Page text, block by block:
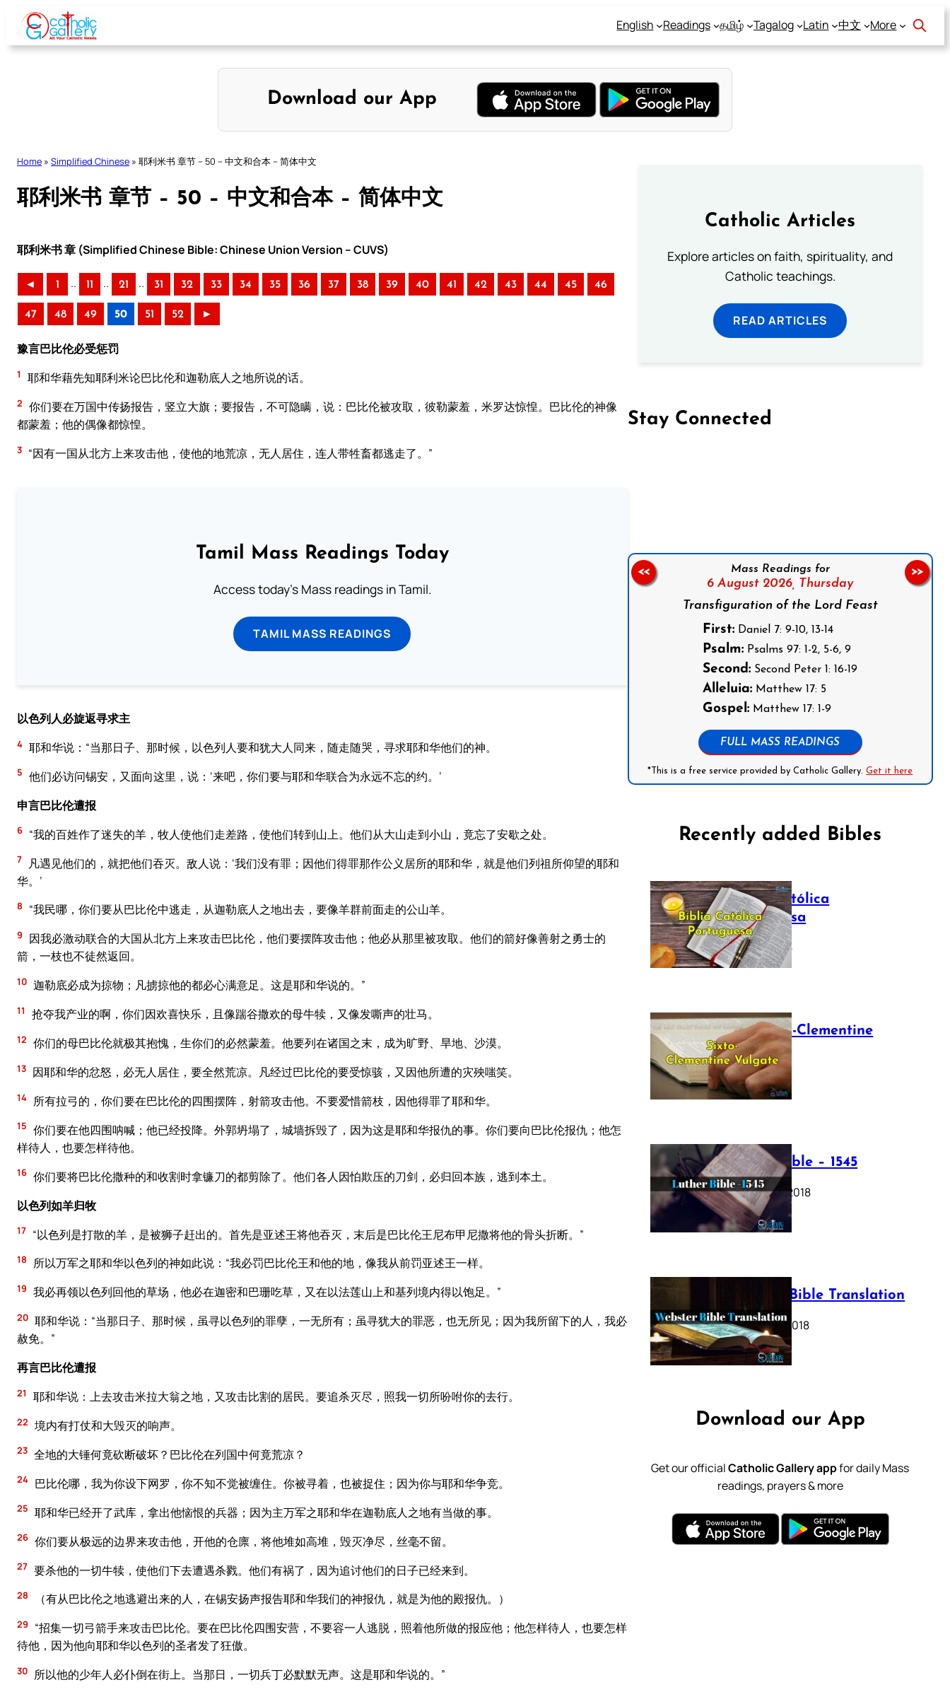
Skip
content
English Readings தமிழ் Tagalog Latin 中文 More
Download our App
Home » Simplified Chinese » 耶利米书 章节 – 50 – 中文和合本 – 简体中文
耶利米书 章节 – 50 – 中文和合本 – 简体中文
耶利米书 章 (Simplified Chinese Bible: Chinese Union Version – CUVS)
◄ 1 .. 11 .. 21 .. 31 32 33 34 35 36 37 38 39 40 41 42 43 44 45 46
47 48 49 50 51 52 ►
豫言巴比伦必受惩罚
1 耶和华藉先知耶利米论巴比伦和迦勒底人之地所说的话。
2 你们要在万国中传扬报告，竖立大旗；要报告，不可隐瞒，说：巴比伦被攻取，彼勒蒙羞，米罗达惊惶。巴比伦的神像
都蒙羞；他的偶像都惊惶。
3 “因有一国从北方上来攻击他，使他的地荒凉，无人居住，连人带牲畜都逃走了。”
Tamil Mass Readings Today
Access today's Mass readings in Tamil.
TAMIL MASS READINGS
以色列人必旋返寻求主
4 耶和华说：“当那日子、那时候，以色列人要和犹大人同来，随走随哭，寻求耶和华他们的神。
5 他们必访问锡安，又面向这里，说：‘来吧，你们要与耶和华联合为永远不忘的约。’
申言巴比伦遭报
6 “我的百姓作了迷失的羊，牧人使他们走差路，使他们转到山上。他们从大山走到小山，竟忘了安歇之处。
7
凡遇见他们的，就把他们吞灭。敌人说：‘我们没有罪；因他们得罪那作公义居所的耶和华，就是他们列祖所仰望的耶和
华。’
8 “我民哪，你们要从巴比伦中逃走，从迦勒底人之地出去，要像羊群前面走的公山羊。
9
因我必激动联合的大国从北方上来攻击巴比伦，他们要摆阵攻击他；他必从那里被攻取。他们的箭好像善射之勇士的
箭，一枝也不徒然返回。
10 迦勒底必成为掠物；凡掳掠他的都必心满意足。这是耶和华说的。”
11 抢夺我产业的啊，你们因欢喜快乐，且像踹谷撒欢的母牛犊，又像发嘶声的壮马。
12 你们的母巴比伦就极其抱愧，生你们的必然蒙羞。他要列在诸国之末，成为旷野、旱地、沙漠。
13 因耶和华的忿怒，必无人居住，要全然荒凉。凡经过巴比伦的要受惊骇，又因他所遭的灾殃嗤笑。
14 所有拉弓的，你们要在巴比伦的四围摆阵，射箭攻击他。不要爱惜箭枝，因他得罪了耶和华。
15 你们要在他四围呐喊；他已经投降。外郭坍塌了，城墙拆毁了，因为这是耶和华报仇的事。你们要向巴比伦报仇；他怎
样待人，也要怎样待他。
16 你们要将巴比伦撒种的和收割时拿镰刀的都剪除了。他们各人因怕欺压的刀剑，必归回本族，逃到本土。
以色列如羊归牧
17 “以色列是打散的羊，是被狮子赶出的。首先是亚述王将他吞灭，末后是巴比伦王尼布甲尼撒将他的骨头折断。”
18 所以万军之耶和华以色列的神如此说：“我必罚巴比伦王和他的地，像我从前罚亚述王一样。
19 我必再领以色列回他的草场，他必在迦密和巴珊吃草，又在以法莲山上和基列境内得以饱足。”
20 耶和华说：“当那日子、那时候，虽寻以色列的罪孽，一无所有；虽寻犹大的罪恶，也无所见；因为我所留下的人，我必
赦免。”
再言巴比伦遭报
21 耶和华说：上去攻击米拉大翁之地，又攻击比割的居民。要追杀灭尽，照我一切所吩咐你的去行。
22 境内有打仗和大毁灭的响声。
23 全地的大锤何竟砍断破坏？巴比伦在列国中何竟荒凉？
24 巴比伦哪，我为你设下网罗，你不知不觉被缠住。你被寻着，也被捉住；因为你与耶和华争竞。
25 耶和华已经开了武库，拿出他恼恨的兵器；因为主万军之耶和华在迦勒底人之地有当做的事。
26 你们要从极远的边界来攻击他，开他的仓廪，将他堆如高堆，毁灭净尽，丝毫不留。
27 要杀他的一切牛犊，使他们下去遭遇杀戮。他们有祸了，因为追讨他们的日子已经来到。
28 （有从巴比伦之地逃避出来的人，在锡安扬声报告耶和华我们的神报仇，就是为他的殿报仇。）
29
“招集一切弓箭手来攻击巴比伦。要在巴比伦四围安营，不要容一人逃脱，照着他所做的报应他；他怎样待人，也要怎样
待他，因为他向耶和华以色列的圣者发了狂傲。
30 所以他的少年人必仆倒在街上。当那日，一切兵丁必默默无声。这是耶和华说的。”
Catholic Articles
Explore articles on faith, spirituality, and
Catholic teachings.
READ ARTICLES
Stay Connected
Mass Readings for
6 August 2026, Thursday
Transfiguration of the Lord Feast
First: Daniel 7: 9-10, 13-14
Psalm: Psalms 97: 1-2, 5-6, 9
Second: Second Peter 1: 16-19
Alleluia: Matthew 17: 5
Gospel: Matthew 17: 1-9
FULL MASS READINGS
*This is a free service provided by Catholic Gallery.Get it here
<< >>
Recently added Bibles
Bíblia Católica
Portuguesa
July 16, 2025
The Sixto-Clementine
Vulgate
July 12, 2025
Luther Bible – 1545
October 17, 2018
Webster Bible Translation
October 11, 2018
Download our App
Get our officialCatholic Gallery appfor daily Mass
readings, prayers & more